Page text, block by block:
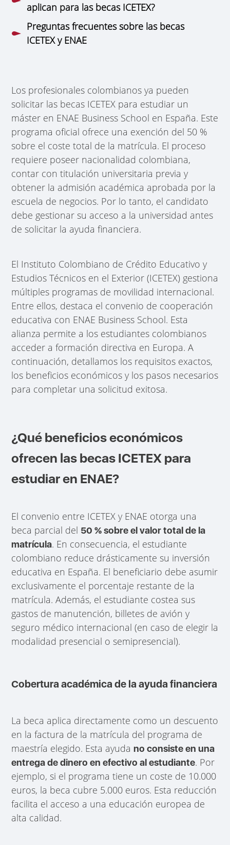
aplican para las becas ICETEX?
Preguntas frecuentes sobre las becas
ICETEX y ENAE
Los profesionales colombianos ya pueden
solicitar las becas ICETEX para estudiar un
máster en ENAE Business School en España. Este
programa oficial ofrece una exención del 50 %
sobre el coste total de la matrícula. El proceso
requiere poseer nacionalidad colombiana,
contar con titulación universitaria previa y
obtener la admisión académica aprobada por la
escuela de negocios. Por lo tanto, el candidato
debe gestionar su acceso a la universidad antes
de solicitar la ayuda financiera.
El Instituto Colombiano de Crédito Educativo y
Estudios Técnicos en el Exterior (ICETEX) gestiona
múltiples programas de movilidad internacional.
Entre ellos, destaca el convenio de cooperación
educativa con ENAE Business School. Esta
alianza permite a los estudiantes colombianos
acceder a formación directiva en Europa. A
continuación, detallamos los requisitos exactos,
los beneficios económicos y los pasos necesarios
para completar una solicitud exitosa.
¿Qué beneficios económicos
ofrecen las becas ICETEX para
estudiar en ENAE?
El convenio entre ICETEX y ENAE otorga una
beca parcial del 50 % sobre el valor total de la
matrícula. En consecuencia, el estudiante
colombiano reduce drásticamente su inversión
educativa en España. El beneficiario debe asumir
exclusivamente el porcentaje restante de la
matrícula. Además, el estudiante costea sus
gastos de manutención, billetes de avión y
seguro médico internacional (en caso de elegir la
modalidad presencial o semipresencial).
Cobertura académica de la ayuda financiera
La beca aplica directamente como un descuento
en la factura de la matrícula del programa de
maestría elegido. Esta ayudano consiste en una
entrega de dinero en efectivo al estudiante. Por
ejemplo, si el programa tiene un coste de 10.000
euros, la beca cubre 5.000 euros. Esta reducción
facilita el acceso a una educación europea de
alta calidad.